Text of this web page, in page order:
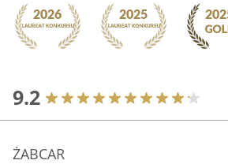
9.2
ŻABCAR